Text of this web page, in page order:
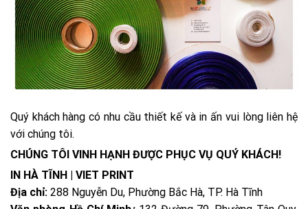
Quý khách hàng có nhu cầu thiết kế và in ấn vui lòng liên hệ
với chúng tôi.
CHÚNG TÔI VINH HẠNH ĐƯỢC PHỤC VỤ QUÝ KHÁCH!
IN HÀ TĨNH | VIET PRINT
Địa chỉ: 288 Nguyễn Du, Phường Bắc Hà, TP. Hà Tĩnh